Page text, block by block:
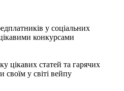
у соціальних
конкурсами
цікавих статей та гарячих
своїм у світі вейпу